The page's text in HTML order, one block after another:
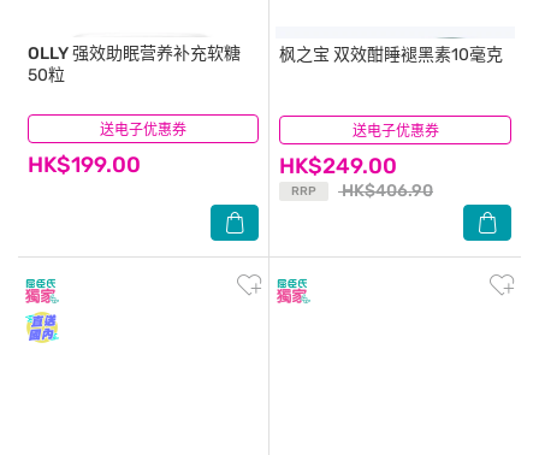
送电子优惠券
OLLY强效助眠营养补充软糖
50粒
HK$199.00
(2) 送电子优惠券
枫之宝 双效酣睡褪黑素10毫克
HK$249.00
RRP HK$406.90
(14)